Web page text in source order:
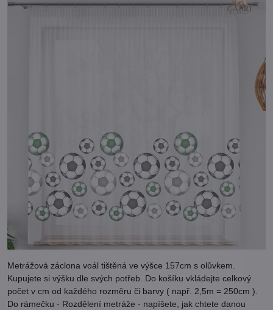
Metrážová záclona voál tištěná ve výšce 157cm s olůvkem.
Kupujete si výšku dle svých potřeb. Do košíku vkládejte celkový
počet v cm od každého rozměru či barvy ( např. 2,5m = 250cm ).
Do rámečku - Rozdělení metráže - napíšete, jak chtete danou